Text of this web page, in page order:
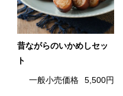
昔ながらのいかめしセッ
ト
一般小売価格 5,500円